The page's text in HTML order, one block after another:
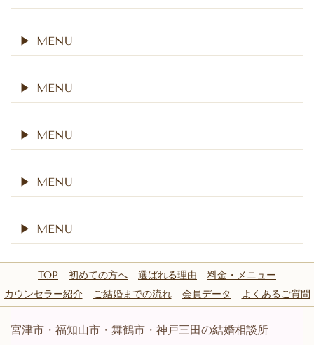
MENU
MENU
MENU
MENU
MENU
TOP 初めての方へ 選ばれる理由
料金・メニュー
カウンセラー紹介
ご結婚までの流れ 会員データ よくあるご質問
宮津市・福知山市・舞鶴市・神戸三田の結婚相談所